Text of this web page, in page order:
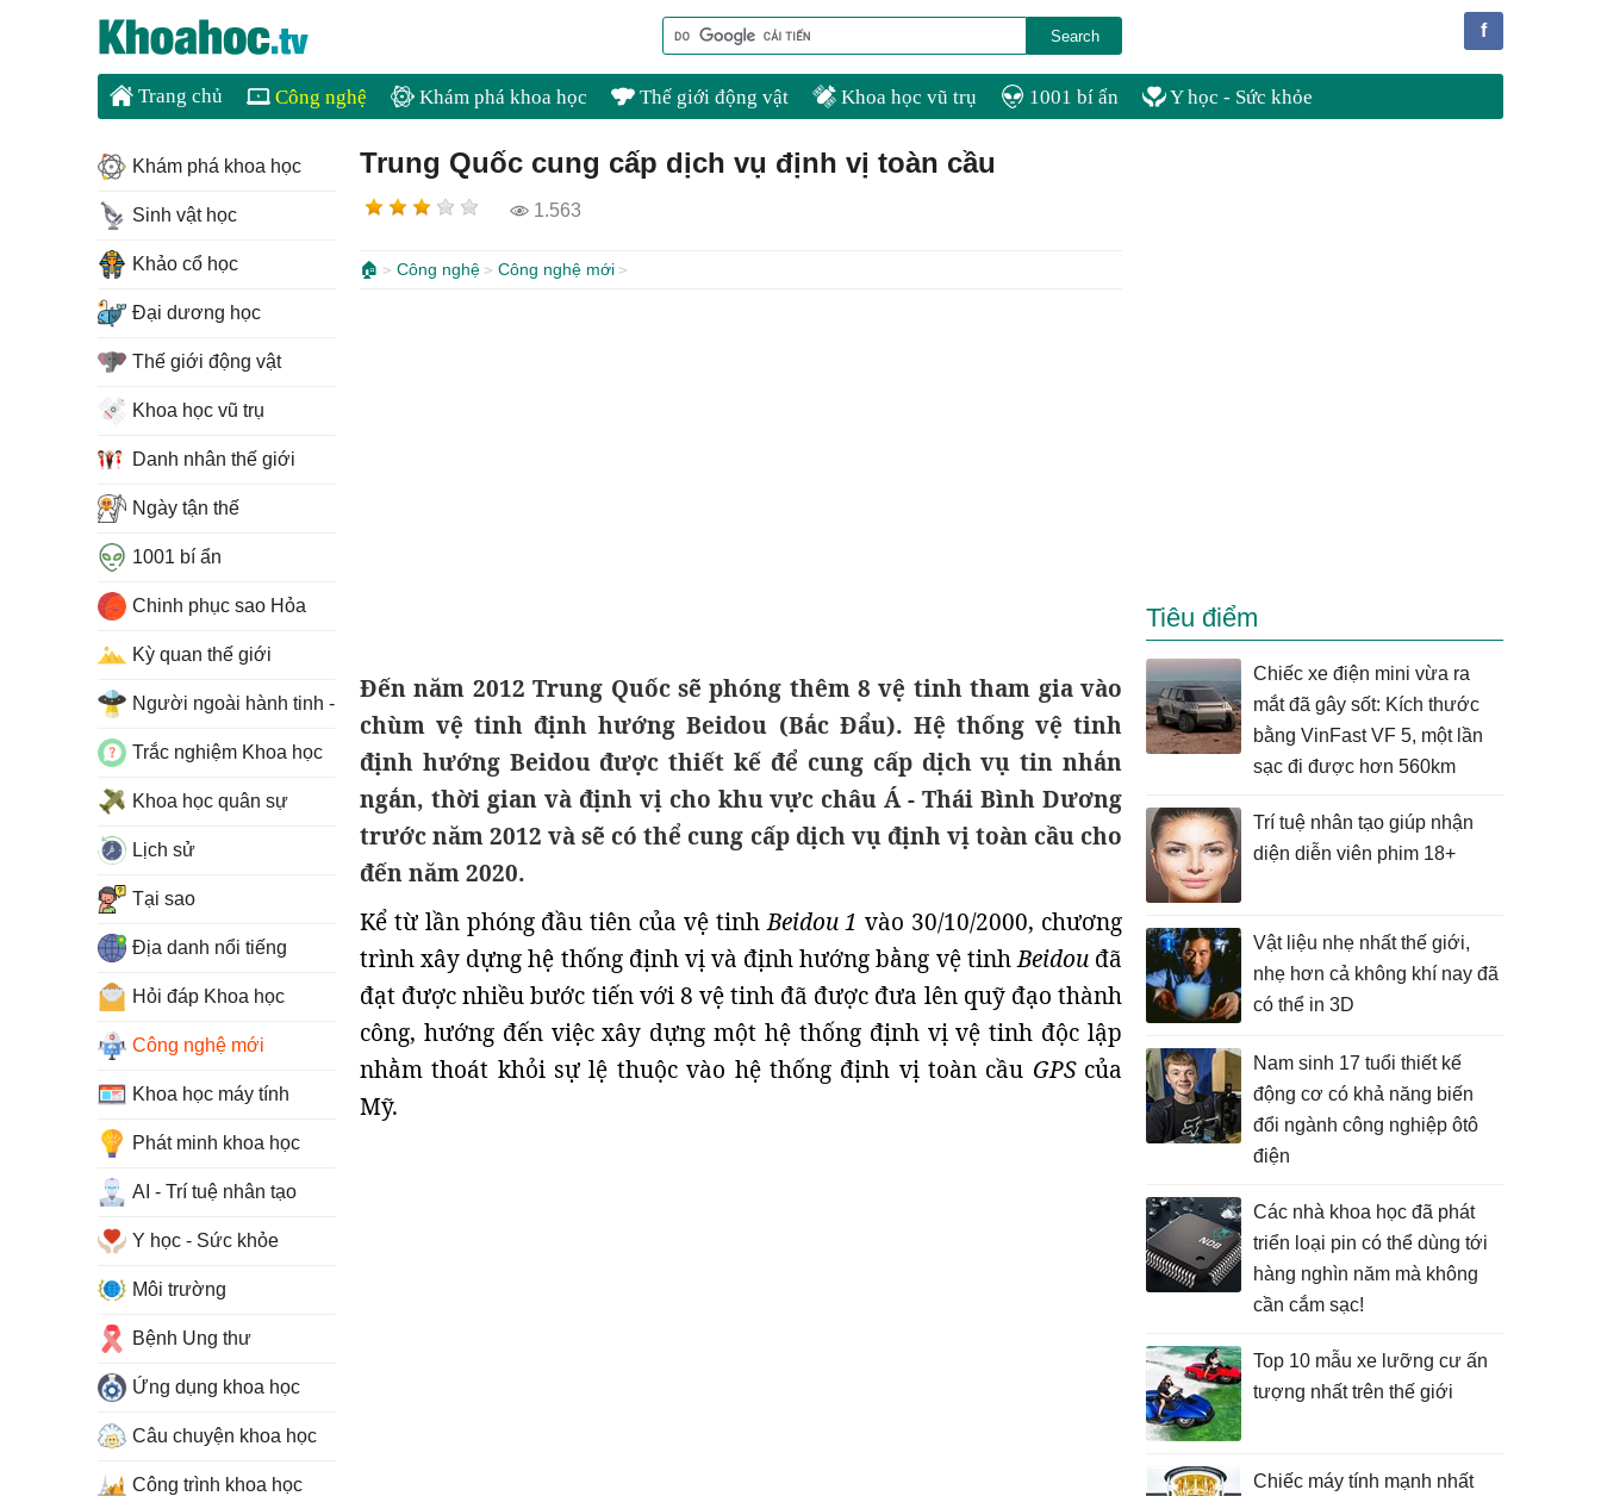
f
Trang chủ Công nghệ Khám phá khoa học Thế giới động vật Khoa học vũ trụ 1001 bí ẩn Y học - Sức khỏe
Trung Quốc cung cấp dịch vụ định vị toàn cầu
1.563
🏠 Công nghệ Công nghệ mới
Đến năm 2012 Trung Quốc sẽ phóng thêm 8 vệ tinh tham gia vào
chùm vệ tinh định hướng Beidou (Bắc Đẩu). Hệ thống vệ tinh
định hướng Beidou được thiết kế để cung cấp dịch vụ tin nhắn
ngắn, thời gian và định vị cho khu vực châu Á - Thái Bình Dương
trước năm 2012 và sẽ có thể cung cấp dịch vụ định vị toàn cầu cho
đến năm 2020.
Kể từ lần phóng đầu tiên của vệ tinhBeidou 1vào 30/10/2000, chương
trình xây dựng hệ thống định vị và định hướng bằng vệ tinhBeidou đã
đạt được nhiều bước tiến với 8 vệ tinh đã được đưa lên quỹ đạo thành
công, hướng đến việc xây dựng một hệ thống định vị vệ tinh độc lập
nhằm thoát khỏi sự lệ thuộc vào hệ thống định vị toàn cầu GPS của
Mỹ.
Tiêu điểm
Chiếc xe điện mini vừa ra
mắt đã gây sốt: Kích thước
bằng VinFast VF 5, một lần
sạc đi được hơn 560km
Trí tuệ nhân tạo giúp nhận
diện diễn viên phim 18+
Vật liệu nhẹ nhất thế giới,
nhẹ hơn cả không khí nay đã
có thể in 3D
Nam sinh 17 tuổi thiết kế
động cơ có khả năng biến
đổi ngành công nghiệp ôtô
điện
Các nhà khoa học đã phát
triển loại pin có thể dùng tới
hàng nghìn năm mà không
cần cắm sạc!
Top 10 mẫu xe lưỡng cư ấn
tượng nhất trên thế giới
Chiếc máy tính mạnh nhất
Khám phá khoa học
Sinh vật học
Khảo cổ học
Đại dương học
Thế giới động vật
Khoa học vũ trụ
Danh nhân thế giới
Ngày tận thế
1001 bí ẩn
Chinh phục sao Hỏa
Kỳ quan thế giới
Người ngoài hành tinh - UFO
Trắc nghiệm Khoa học
Khoa học quân sự
Lịch sử
Tại sao
Địa danh nổi tiếng
Hỏi đáp Khoa học
Công nghệ mới
Khoa học máy tính
Phát minh khoa học
AI - Trí tuệ nhân tạo
Y học - Sức khỏe
Môi trường
Bệnh Ung thư
Ứng dụng khoa học
Câu chuyện khoa học
Công trình khoa học